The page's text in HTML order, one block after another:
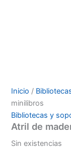
Inicio /
minilibros
Bibliotecas y
Atril de
Sin existencias